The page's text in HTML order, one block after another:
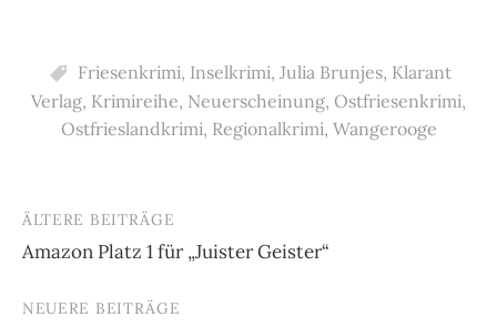
Friesenkrimi, Inselkrimi, Julia Brunjes, Klarant
Verlag, Krimireihe, Neuerscheinung, Ostfriesenkrimi,
Ostfrieslandkrimi, Regionalkrimi, Wangerooge
Beitragsnavigation
ÄLTERE BEITRÄGE
Amazon Platz 1 für „Juister Geister“
NEUERE BEITRÄGE